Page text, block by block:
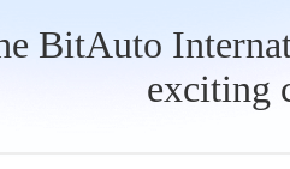
BitAuto
exciting